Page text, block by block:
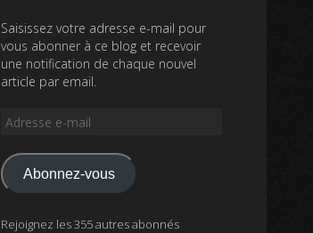
Saisissez votre adresse e-mail pour
vous abonner à ce blog et recevoir
une notification de chaque nouvel
article par email.
Adresse
mail
Abonnez-vous
Rejoignez les 355 autres abonnés